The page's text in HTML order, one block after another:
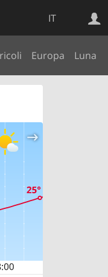
IT
Europa Luna